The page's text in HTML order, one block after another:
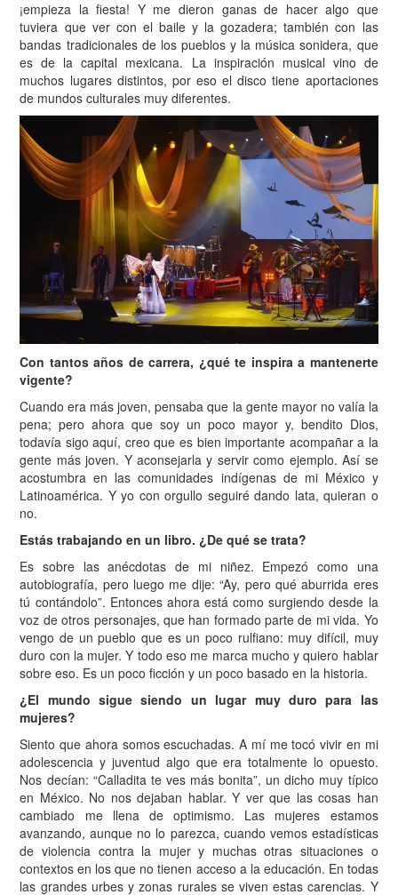
¡empieza la fiesta! Y me dieron ganas de hacer algo que
tuviera que ver con el baile y la gozadera; también con las
bandas tradicionales de los pueblos y la música sonidera, que
es de la capital mexicana. La inspiración musical vino de
muchos lugares distintos, por eso el disco tiene aportaciones
de mundos culturales muy diferentes.
Con tantos años de carrera, ¿qué te inspira a mantenerte
vigente?
Cuando era más joven, pensaba que la gente mayor no valía la
pena; pero ahora que soy un poco mayor y, bendito Dios,
todavía sigo aquí, creo que es bien importante acompañar a la
gente más joven. Y aconsejarla y servir como ejemplo. Así se
acostumbra en las comunidades indígenas de mi México y
Latinoamérica. Y yo con orgullo seguiré dando lata, quieran o
no.
Estás trabajando en un libro. ¿De qué se trata?
Es sobre las anécdotas de mi niñez. Empezó como una
autobiografía, pero luego me dije: “Ay, pero qué aburrida eres
tú contándolo”. Entonces ahora está como surgiendo desde la
voz de otros personajes, que han formado parte de mi vida. Yo
vengo de un pueblo que es un poco rulfiano: muy difícil, muy
duro con la mujer. Y todo eso me marca mucho y quiero hablar
sobre eso. Es un poco ficción y un poco basado en la historia.
¿El mundo sigue siendo un lugar muy duro para las
mujeres?
Siento que ahora somos escuchadas. A mí me tocó vivir en mi
adolescencia y juventud algo que era totalmente lo opuesto.
Nos decían: “Calladita te ves más bonita”, un dicho muy típico
en México. No nos dejaban hablar. Y ver que las cosas han
cambiado me llena de optimismo. Las mujeres estamos
avanzando, aunque no lo parezca, cuando vemos estadísticas
de violencia contra la mujer y muchas otras situaciones o
contextos en los que no tienen acceso a la educación. En todas
las grandes urbes y zonas rurales se viven estas carencias. Y